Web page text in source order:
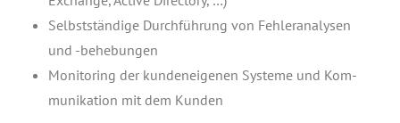
Selbst­stän­di­ge Durch­füh­rung von Feh­ler­ana­ly­sen
und ‑behe­bun­gen
Moni­to­ring der kun­den­ei­ge­nen Sys­te­me und Kom­
mu­ni­ka­ti­on mit dem Kunden